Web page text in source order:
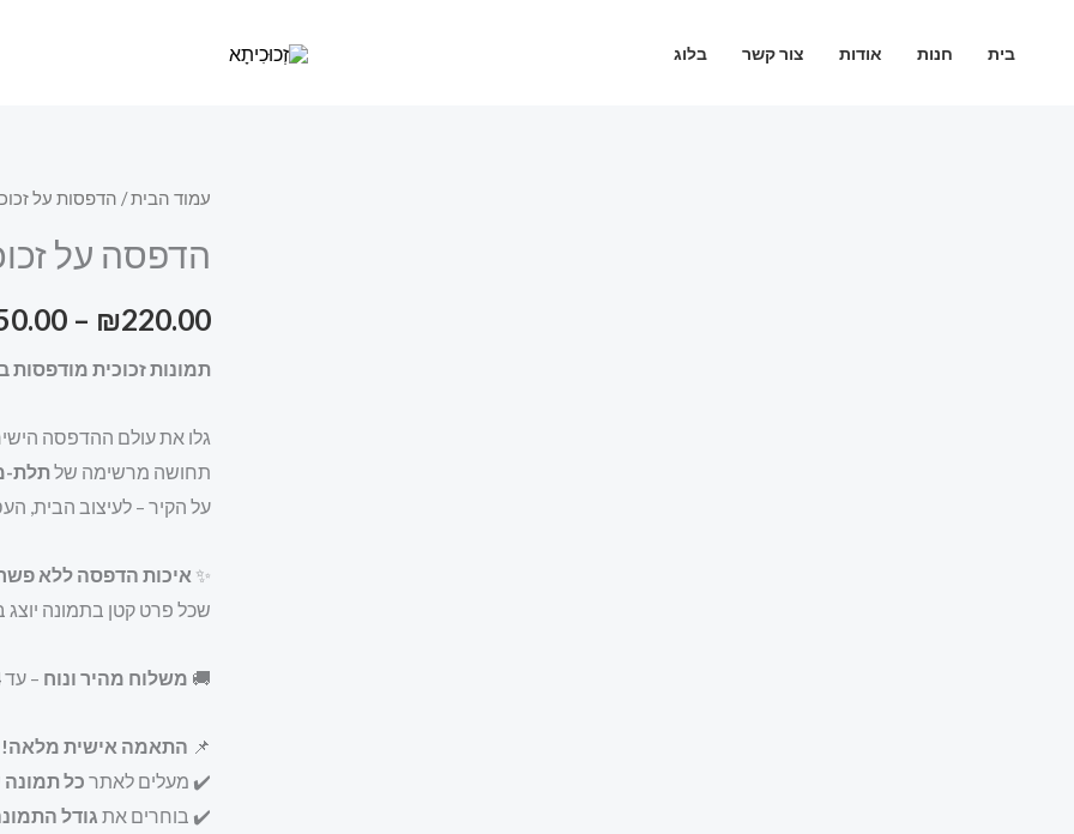
בית חנות אודות צור קשר בלוג
עמוד הבית/ הדפסות על
הדפסה על
₪220.00
–
תמונות זכוכית מודפסות
גלו את עולם ההדפסה
תחושה מרשימה שלתלת-
על הקיר – לעיצוב הבית,
✨ איכות הדפסה ללא
שכל פרט קטן בתמונה
🚚 משלוח מהיר ונוח – עד
📌 התאמה אישית מלאה!
✔️ מעלים לאתר כל תמונה
✔️ בוחרים את גודל
כמות
הדפסה
זכוכית
סערה